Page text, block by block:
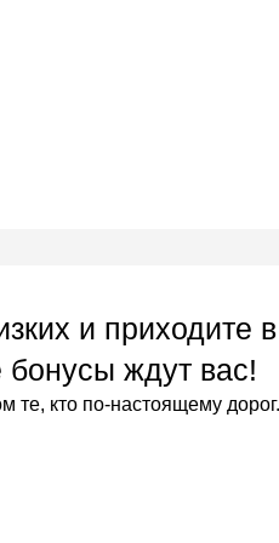
и приходите
ждут вас!
те, кто по-настоящему